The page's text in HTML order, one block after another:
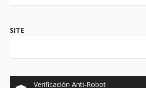
SITE
Verificación Anti-Robot